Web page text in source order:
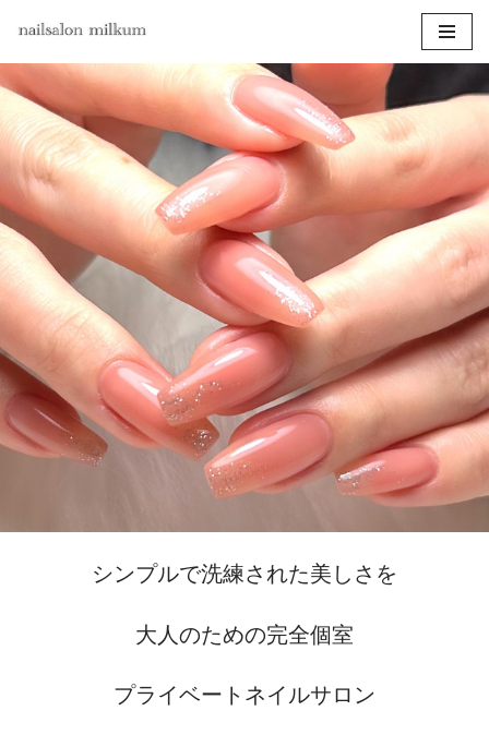
ン
ン
ツ
へ
ス
キ
ッ
プ
シンプルで洗練された美しさを
大人のための完全個室
プライベートネイルサロン